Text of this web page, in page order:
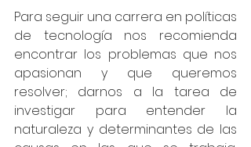
Para seguir una carrera en políticas
de tecnología nos recomienda
encontrar los problemas que nos
apasionan y que queremos
resolver; darnos a la tarea de
investigar para entender la
naturaleza y determinantes de las